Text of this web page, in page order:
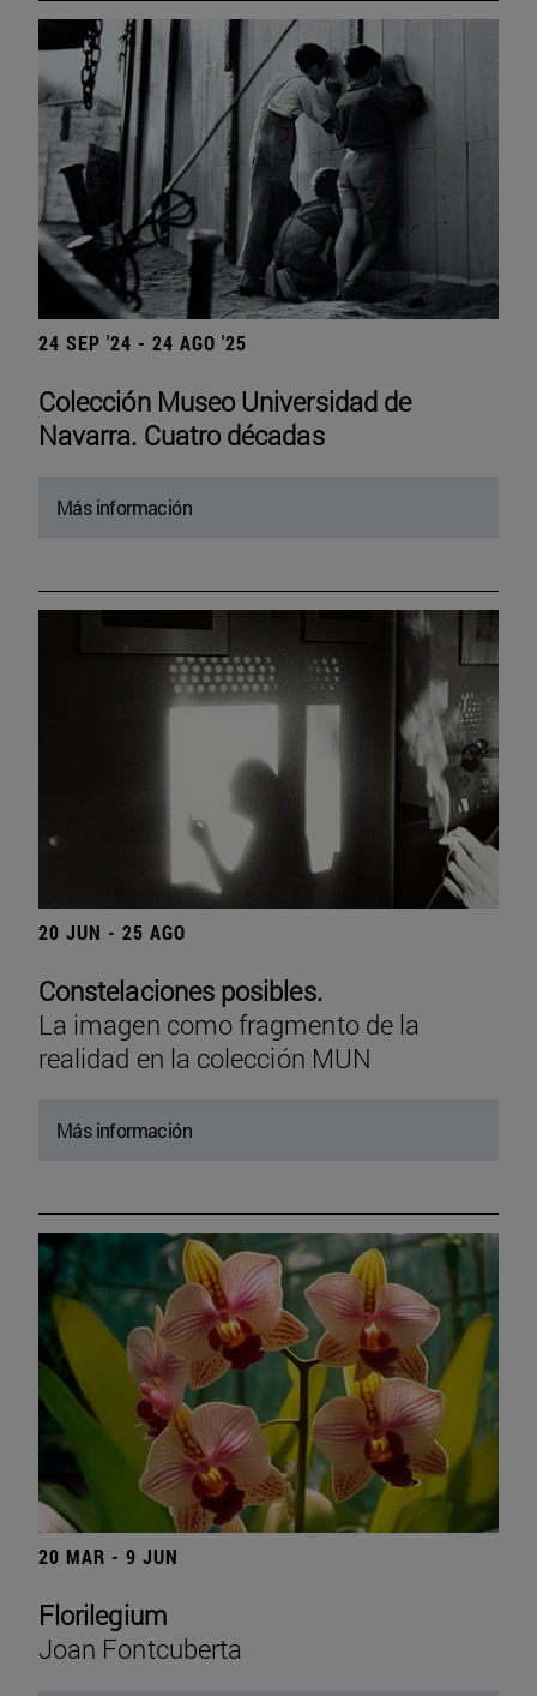
24 SEP '24 - 24 AGO '25
Colección Museo Universidad de
Navarra. Cuatro décadas
Más información
20 JUN - 25 AGO
Constelaciones posibles.
La imagen como fragmento de la
realidad en la colección MUN
Más información
20 MAR - 9 JUN
Florilegium
Joan Fontcuberta